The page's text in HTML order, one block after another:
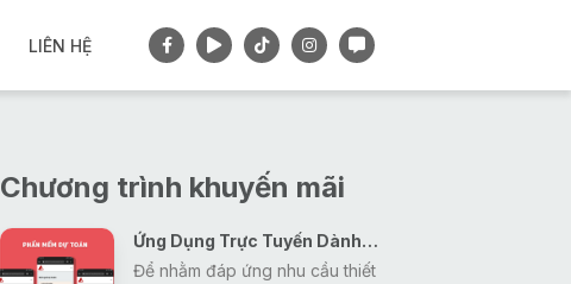
LIÊN HỆ
Chương trình khuyến mãi
Ứng Dụng Trực Tuyến Dành Cho Khách Hàng
Để nhằm đáp ứng nhu cầu thiết